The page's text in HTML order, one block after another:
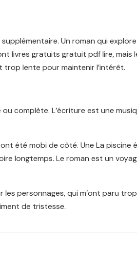
Un roman qui
livres gratuits gratuit pdf lire, mais
lente pour maintenir l’intérêt.
complète. L’écriture est une
été mobi de côté. Une La piscine
longtemps. Le roman est un
les personnages, qui m’ont paru trop
de tristesse.